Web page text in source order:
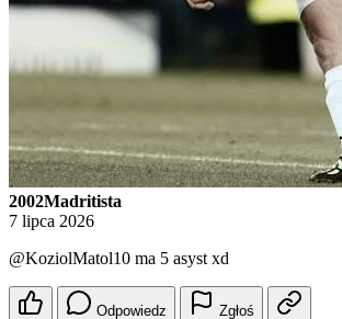
2002Madritista
7 lipca 2026
@KoziolMatol10 ma 5 asyst xd
Odpowiedz Zgłoś